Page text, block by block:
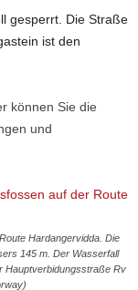
gesperrt. Die Straße
ist den
können Sie die
und
Hardangervidda. Die
145 m. Der Wasserfall
Hauptverbidungsstraße Rv